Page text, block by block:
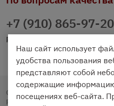
+7 (910) 865-97-20
prazdnichniy40@palmi.ru
Copyright © 2020 - 2026.
Разработка и продвижение -
Наш сайт использует
удобства пользования
представляют собой
содержащие
посещениях веб-сайта.